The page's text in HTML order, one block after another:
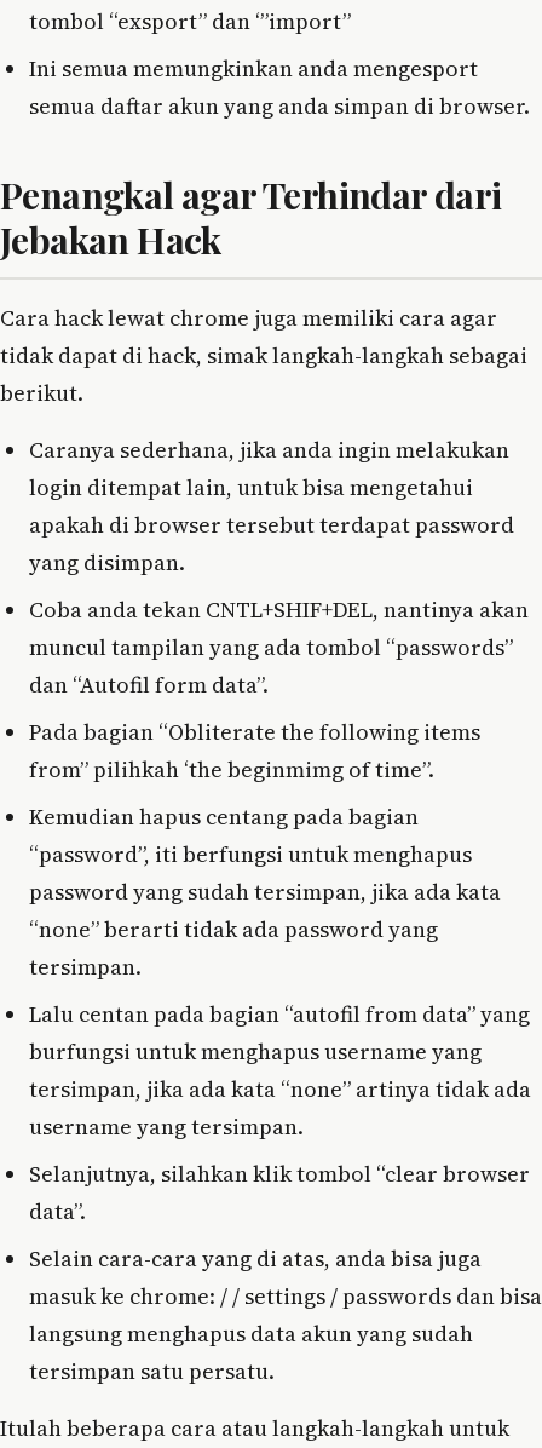
tombol “exsport” dan ‘”import”
Ini semua memungkinkan anda mengesport
semua daftar akun yang anda simpan di browser.
Penangkal agar Terhindar dari
Jebakan Hack
Cara hack lewat chrome juga memiliki cara agar
tidak dapat di hack, simak langkah-langkah sebagai
berikut.
Caranya sederhana, jika anda ingin melakukan
login ditempat lain, untuk bisa mengetahui
apakah di browser tersebut terdapat password
yang disimpan.
Coba anda tekan CNTL+SHIF+DEL, nantinya akan
muncul tampilan yang ada tombol “passwords”
dan “Autofil form data”.
Pada bagian “Obliterate the following items
from” pilihkah ‘the beginmimg of time”.
Kemudian hapus centang pada bagian
“password”, iti berfungsi untuk menghapus
password yang sudah tersimpan, jika ada kata
“none” berarti tidak ada password yang
tersimpan.
Lalu centan pada bagian “autofil from data” yang
burfungsi untuk menghapus username yang
tersimpan, jika ada kata “none” artinya tidak ada
username yang tersimpan.
Selanjutnya, silahkan klik tombol “clear browser
data”.
Selain cara-cara yang di atas, anda bisa juga
masuk ke chrome: / / settings / passwords dan bisa
langsung menghapus data akun yang sudah
tersimpan satu persatu.
Itulah beberapa cara atau langkah-langkah untuk